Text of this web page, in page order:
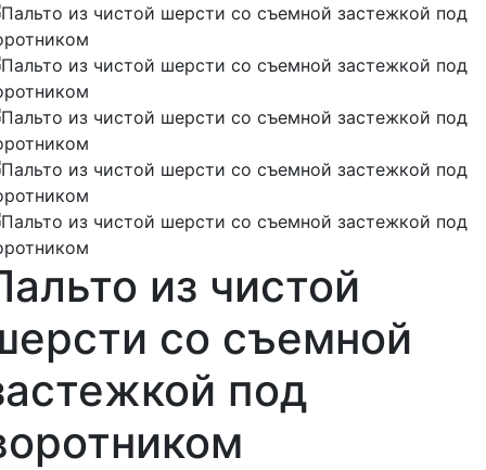
из чистой
со съемной
под